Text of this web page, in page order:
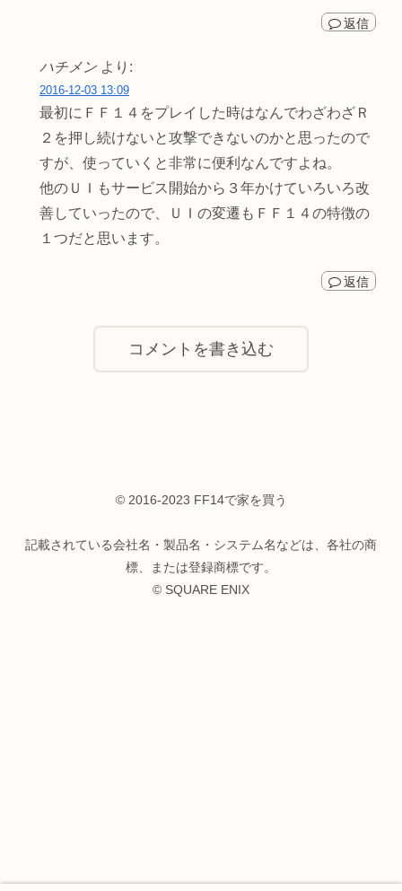
返信
ハチメン より:
2016-12-03 13:09
最初にＦＦ１４をプレイした時はなんでわざわざＲ
２を押し続けないと攻撃できないのかと思ったので
すが、使っていくと非常に便利なんですよね。
他のＵＩもサービス開始から３年かけていろいろ改
善していったので、ＵＩの変遷もＦＦ１４の特徴の
１つだと思います。
返信
コメントを書き込む
© 2016-2023 FF14で家を買う
記載されている会社名・製品名・システム名などは、各社の商
標、または登録商標です。
© SQUARE ENIX